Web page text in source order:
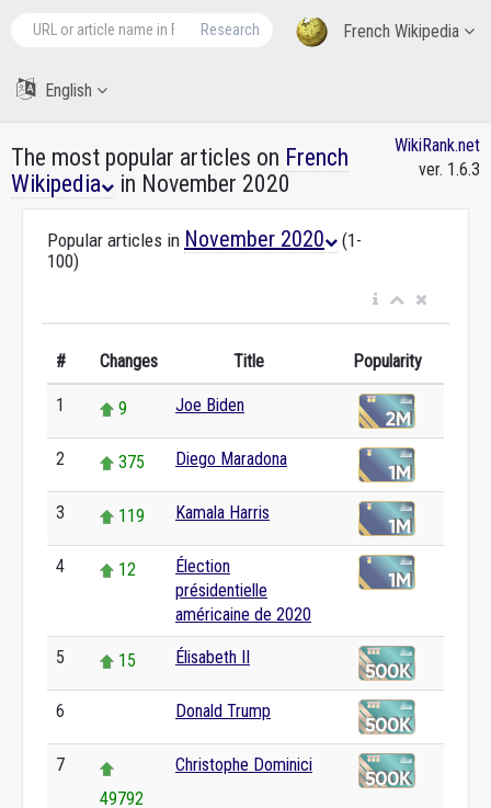
French Wikipedia
Research
English
The most popular articles on French
Wikipedia
in November 2020
WikiRank.net
ver. 1.6.3
Popular articles in November 2020
(1-
100)
# Changes Title Popularity
1 9 Joe Biden
2 375 Diego Maradona
3 119 Kamala Harris
4 12
Élection
présidentielle
américaine de 2020
5 15 Élisabeth II
6 Donald Trump
7
49792
Christophe Dominici